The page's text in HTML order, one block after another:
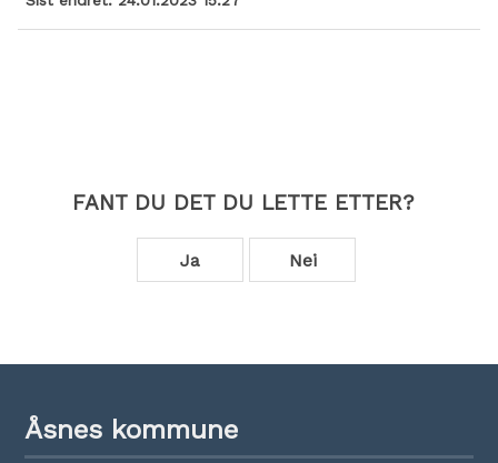
FANT DU DET DU LETTE ETTER?
Ja Nei
Åsnes kommune